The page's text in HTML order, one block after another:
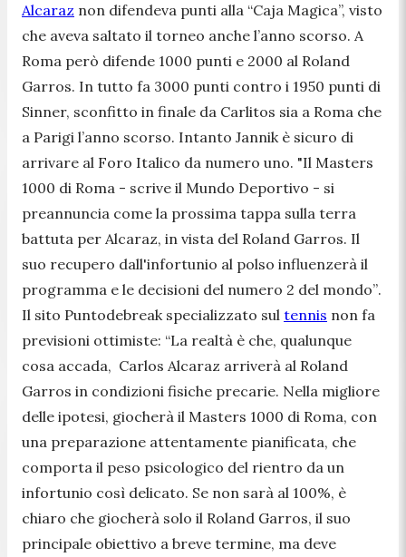
Alcaraz non difendeva punti alla “Caja Magica”, visto
che aveva saltato il torneo anche l’anno scorso. A
Roma però difende 1000 punti e 2000 al Roland
Garros. In tutto fa 3000 punti contro i 1950 punti di
Sinner, sconfitto in finale da Carlitos sia a Roma che
a Parigi l’anno scorso. Intanto Jannik è sicuro di
arrivare al Foro Italico da numero uno. "Il Masters
1000 di Roma - scrive il Mundo Deportivo - si
preannuncia come la prossima tappa sulla terra
battuta per Alcaraz, in vista del Roland Garros. Il
suo recupero dall'infortunio al polso influenzerà il
programma e le decisioni del numero 2 del mondo”.
Il sito Puntodebreak specializzato sul tennis non fa
previsioni ottimiste: “La realtà è che, qualunque
cosa accada, Carlos Alcaraz arriverà al Roland
Garros in condizioni fisiche precarie. Nella migliore
delle ipotesi, giocherà il Masters 1000 di Roma, con
una preparazione attentamente pianificata, che
comporta il peso psicologico del rientro da un
infortunio così delicato. Se non sarà al 100%, è
chiaro che giocherà solo il Roland Garros, il suo
principale obiettivo a breve termine, ma deve